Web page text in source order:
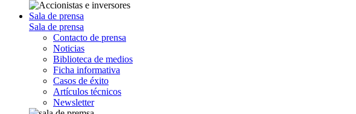
Sala de prensa
Sala de prensa
Contacto de prensa
Noticias
Biblioteca de medios
Ficha informativa
Casos de éxito
Artículos técnicos
Newsletter